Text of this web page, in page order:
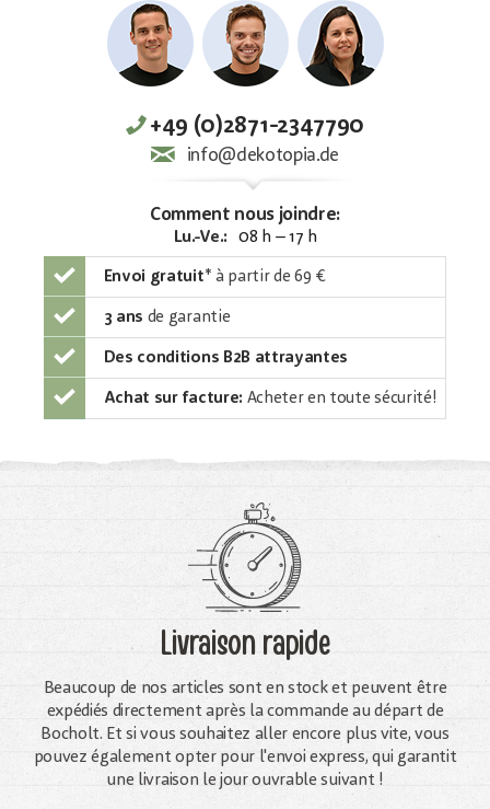
+49 (0)2871-2347790
info@dekotopia.de
Comment nous joindre:
Lu.-Ve.: 08 h – 17 h
Envoi gratuit* à partir de 69 €
3 ans de garantie
Des conditions B2B attrayantes
Achat sur facture: Acheter en toute sécurité!
Livraison rapide
Beaucoup de nos articles sont en stock et peuvent être
expédiés directement après la commande au départ de
Bocholt. Et si vous souhaitez aller encore plus vite, vous
pouvez également opter pour l'envoi express, qui garantit
une livraison le jour ouvrable suivant !